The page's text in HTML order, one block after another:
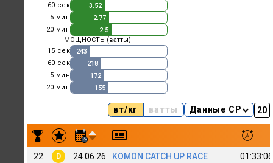
60 сек
3.52
5 мин
2.77
20 мин
2.5
МОЩНОСТЬ (ватты)
15 сек
243
60 сек
218
5 мин
172
20 мин
155
вт/кг ватты Данные CP
Результаты заездов Olga Suhova
22 D 24.06.26 KOMON CATCH UP RACE
01:33:06